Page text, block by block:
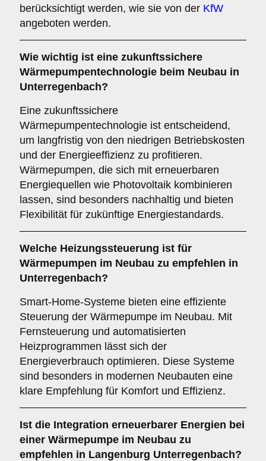
berücksichtigt werden, wie sie von der KfW
angeboten werden.
Wie wichtig ist eine zukunftssichere
Wärmepumpentechnologie beim Neubau in
Unterregenbach?
Eine zukunftssichere
Wärmepumpentechnologie ist entscheidend,
um langfristig von den niedrigen Betriebskosten
und der Energieeffizienz zu profitieren.
Wärmepumpen, die sich mit erneuerbaren
Energiequellen wie Photovoltaik kombinieren
lassen, sind besonders nachhaltig und bieten
Flexibilität für zukünftige Energiestandards.
Welche Heizungssteuerung ist für
Wärmepumpen im Neubau zu empfehlen in
Unterregenbach?
Smart-Home-Systeme bieten eine effiziente
Steuerung der Wärmepumpe im Neubau. Mit
Fernsteuerung und automatisierten
Heizprogrammen lässt sich der
Energieverbrauch optimieren. Diese Systeme
sind besonders in modernen Neubauten eine
klare Empfehlung für Komfort und Effizienz.
Ist die Integration erneuerbarer Energien bei
einer Wärmepumpe im Neubau zu
empfehlen in Langenburg Unterregenbach?